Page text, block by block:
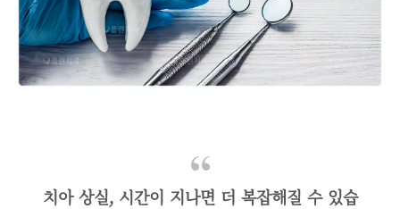
치아 상실, 시간이 지나면 더 복잡해질 수 있습